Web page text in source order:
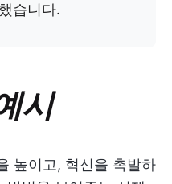
습니다.
시
높이고, 혁신을 촉발하